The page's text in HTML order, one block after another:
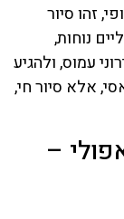
זהו סיור
נוחות,
עמוס, ולהגיע
אלא סיור חי,
–